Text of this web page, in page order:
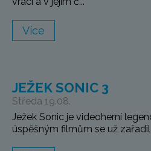
Více
JEŽEK SONIC 3
Středa 19.08.
Ježek Sonic je videoherní
úspěšným filmům se už zařadil